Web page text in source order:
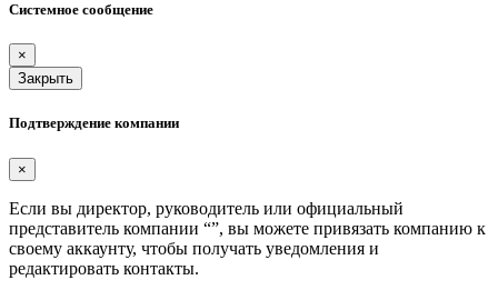
Системное сообщение
×
Закрыть
Подтверждение компании
×
Если вы директор, руководитель или официальный
представитель компании “”, вы можете привязать компанию к
своему аккаунту, чтобы получать уведомления и
редактировать контакты.